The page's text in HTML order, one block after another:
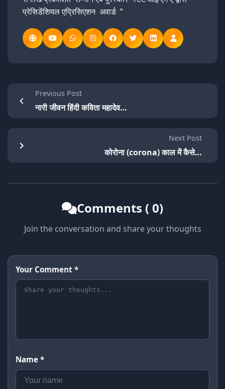
प्रेसिडेंशियल एप्रिसिएशन अवार्ड ”
Previous Post
नारी जीवन हिंदी कविता महादेव…
Next Post
कोरोना (corona) काल में कैसे…
Comments ( 0)
Join the conversation and share your thoughts
Your Comment *
Name *